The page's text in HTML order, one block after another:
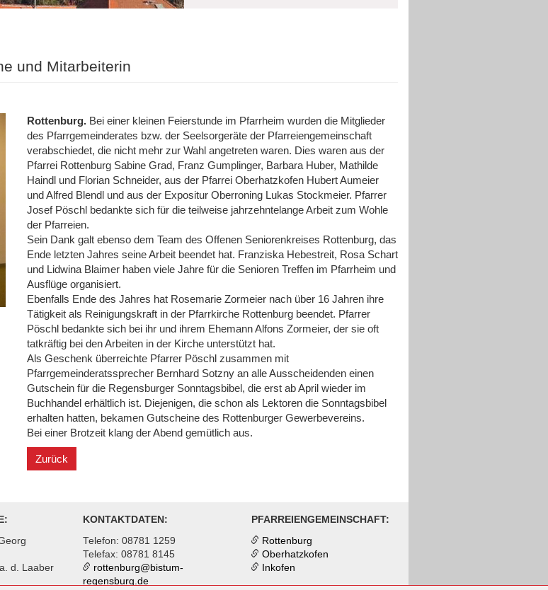
und Mitarbeiterin
Rottenburg.Bei einer kleinen Feierstunde im Pfarrheim wurden die Mitglieder
des Pfarrgemeinderates bzw. der Seelsorgeräte der Pfarreiengemeinschaft
verabschiedet, die nicht mehr zur Wahl angetreten waren. Dies waren aus der
Pfarrei Rottenburg Sabine Grad, Franz Gumplinger, Barbara Huber, Mathilde
Haindl und Florian Schneider, aus der Pfarrei Oberhatzkofen Hubert Aumeier
und Alfred Blendl und aus der Expositur Oberroning Lukas Stockmeier. Pfarrer
Josef Pöschl bedankte sich für die teilweise jahrzehntelange Arbeit zum Wohle
der Pfarreien.
Sein Dank galt ebenso dem Team des Offenen Seniorenkreises Rottenburg, das
Ende letzten Jahres seine Arbeit beendet hat. Franziska Hebestreit, Rosa Schart
und Lidwina Blaimer haben viele Jahre für die Senioren Treffen im Pfarrheim und
Ausflüge organisiert.
Ebenfalls Ende des Jahres hat Rosemarie Zormeier nach über 16 Jahren ihre
Tätigkeit als Reinigungskraft in der Pfarrkirche Rottenburg beendet. Pfarrer
Pöschl bedankte sich bei ihr und ihrem Ehemann Alfons Zormeier, der sie oft
tatkräftig bei den Arbeiten in der Kirche unterstützt hat.
Als Geschenk überreichte Pfarrer Pöschl zusammen mit
Pfarrgemeinderatssprecher Bernhard Sotzny an alle Ausscheidenden einen
Gutschein für die Regensburger Sonntagsbibel, die erst ab April wieder im
Buchhandel erhältlich ist. Diejenigen, die schon als Lektoren die Sonntagsbibel
erhalten hatten, bekamen Gutscheine des Rottenburger Gewerbevereins.
Bei einer Brotzeit klang der Abend gemütlich aus.
Zurück
d. Laaber
KONTAKTDATEN:
Telefon: 08781 1259
Telefax: 08781 8145
rottenburg@ bistum-
regensburg.de
PFARREIENGEMEINSCHAFT:
Rottenburg
Oberhatzkofen
Inkofen